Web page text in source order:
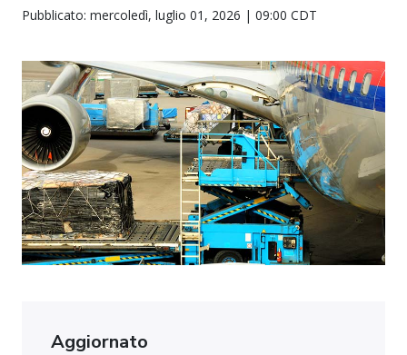
Pubblicato: mercoledì, luglio 01, 2026 | 09:00 CDT
Aggiornato